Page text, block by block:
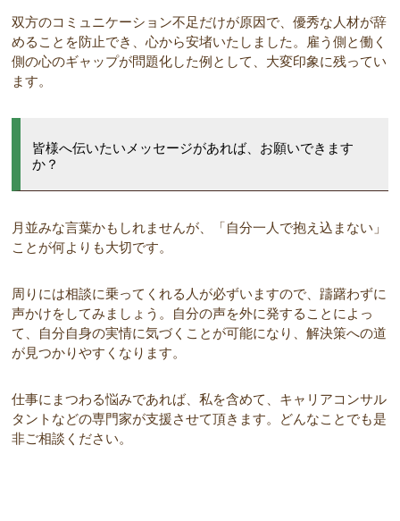
双方のコミュニケーション不足だけが原因で、優秀な人材が辞
めることを防止でき、心から安堵いたしました。雇う側と働く
側の心のギャップが問題化した例として、大変印象に残ってい
ます。
皆様へ伝いたいメッセージがあれば、お願いできます
か？
月並みな言葉かもしれませんが、「自分一人で抱え込まない」
ことが何よりも大切です。
周りには相談に乗ってくれる人が必ずいますので、躊躇わずに
声かけをしてみましょう。自分の声を外に発することによっ
て、自分自身の実情に気づくことが可能になり、解決策への道
が見つかりやすくなります。
仕事にまつわる悩みであれば、私を含めて、キャリアコンサル
タントなどの専門家が支援させて頂きます。どんなことでも是
非ご相談ください。